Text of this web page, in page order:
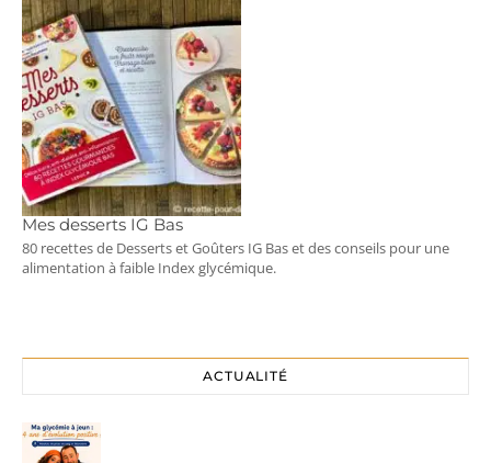
Mes desserts IG Bas
80 recettes de Desserts et Goûters IG Bas et des conseils pour une
alimentation à faible Index glycémique.
ACTUALITÉ